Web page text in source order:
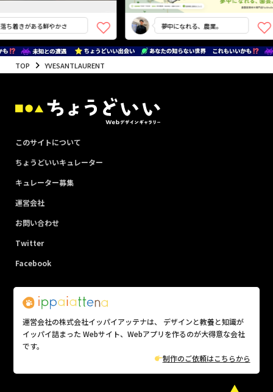
きがある鮮やかさ 夢中になれる、農業。
TOP YVESANTLAURENT
このサイトについて
ちょうどいいキュレーター
キュレーター募集
運営会社
お問い合わせ
Twitter
Facebook
運営会社の株式会社イッパイアッテナは、 デザインと教養と知識が
イッパイ詰まった Webサイト、Webアプリを作るのが大得意な会社
です。
制作のご依頼はこちらから